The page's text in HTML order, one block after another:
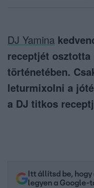
DJ Yamina
receptjét osztotta
történetében.
leturmixolni a
a DJ titkos
Itt állítsd be, hogy
legyen a Google-